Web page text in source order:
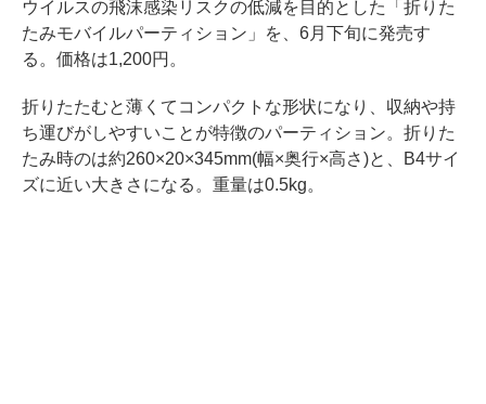
ウイルスの飛沫感染リスクの低減を目的とした「折りた
たみモバイルパーティション」を、6月下旬に発売す
る。価格は1,200円。
折りたたむと薄くてコンパクトな形状になり、収納や持
ち運びがしやすいことが特徴のパーティション。折りた
たみ時のは約260×20×345mm(幅×奥行×高さ)と、B4サイ
ズに近い大きさになる。重量は0.5kg。